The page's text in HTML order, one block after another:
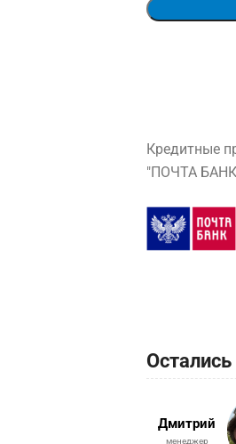
Кредитные
"ПОЧТА
Дмитрий
менеджер